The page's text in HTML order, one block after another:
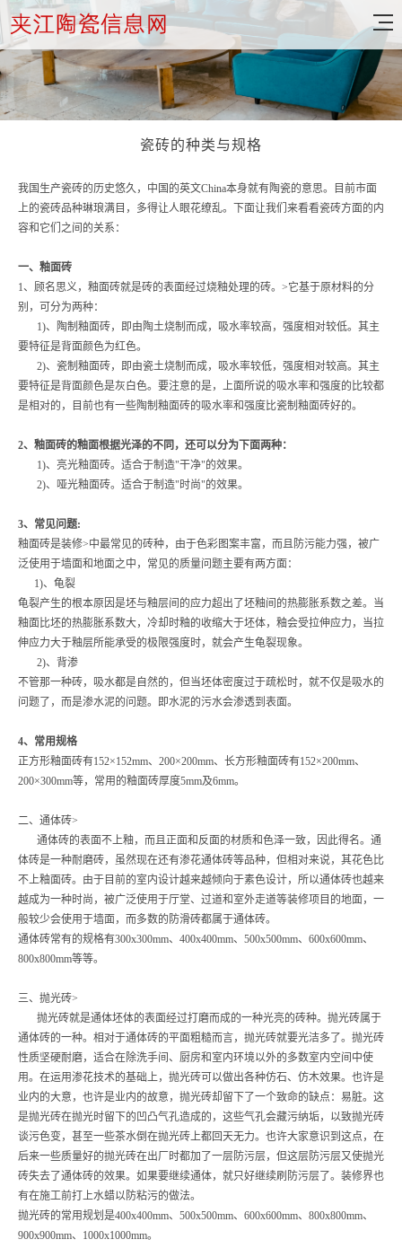
瓷砖的种类与规格
我国生产瓷砖的历史悠久，中国的英文China本身就有陶瓷的意思。目前市面
上的瓷砖品种琳琅满目，多得让人眼花缭乱。下面让我们来看看瓷砖方面的内
容和它们之间的关系：
一、釉面砖
1、顾名思义，釉面砖就是砖的表面经过烧釉处理的砖。>它基于原材料的分
别，可分为两种：
1)、陶制釉面砖，即由陶土烧制而成，吸水率较高，强度相对较低。其主
要特征是背面颜色为红色。
2)、瓷制釉面砖，即由瓷土烧制而成，吸水率较低，强度相对较高。其主
要特征是背面颜色是灰白色。要注意的是，上面所说的吸水率和强度的比较都
是相对的，目前也有一些陶制釉面砖的吸水率和强度比瓷制釉面砖好的。
2、釉面砖的釉面根据光泽的不同，还可以分为下面两种：
1)、亮光釉面砖。适合于制造"干净"的效果。
2)、哑光釉面砖。适合于制造"时尚"的效果。
3、常见问题:
釉面砖是装修>中最常见的砖种，由于色彩图案丰富，而且防污能力强，被广
泛使用于墙面和地面之中，常见的质量问题主要有两方面：
1)、龟裂
龟裂产生的根本原因是坯与釉层间的应力超出了坯釉间的热膨胀系数之差。当
釉面比坯的热膨胀系数大，冷却时釉的收缩大于坯体，釉会受拉伸应力，当拉
伸应力大于釉层所能承受的极限强度时，就会产生龟裂现象。
2)、背渗
不管那一种砖，吸水都是自然的，但当坯体密度过于疏松时，就不仅是吸水的
问题了，而是渗水泥的问题。即水泥的污水会渗透到表面。
4、常用规格
正方形釉面砖有152×152mm、200×200mm、长方形釉面砖有152×200mm、
200×300mm等，常用的釉面砖厚度5mm及6mm。
二、通体砖>
通体砖的表面不上釉，而且正面和反面的材质和色泽一致，因此得名。通
体砖是一种耐磨砖，虽然现在还有渗花通体砖等品种，但相对来说，其花色比
不上釉面砖。由于目前的室内设计越来越倾向于素色设计，所以通体砖也越来
越成为一种时尚，被广泛使用于厅堂、过道和室外走道等装修项目的地面，一
般较少会使用于墙面，而多数的防滑砖都属于通体砖。
通体砖常有的规格有300x300mm、400x400mm、500x500mm、600x600mm、
800x800mm等等。
三、抛光砖>
抛光砖就是通体坯体的表面经过打磨而成的一种光亮的砖种。抛光砖属于
通体砖的一种。相对于通体砖的平面粗糙而言，抛光砖就要光洁多了。抛光砖
性质坚硬耐磨，适合在除洗手间、厨房和室内环境以外的多数室内空间中使
用。在运用渗花技术的基础上，抛光砖可以做出各种仿石、仿木效果。也许是
业内的大意，也许是业内的故意，抛光砖却留下了一个致命的缺点：易脏。这
是抛光砖在抛光时留下的凹凸气孔造成的，这些气孔会藏污纳垢，以致抛光砖
谈污色变，甚至一些茶水倒在抛光砖上都回天无力。也许大家意识到这点，在
后来一些质量好的抛光砖在出厂时都加了一层防污层，但这层防污层又使抛光
砖失去了通体砖的效果。如果要继续通体，就只好继续刷防污层了。装修界也
有在施工前打上水蜡以防粘污的做法。
抛光砖的常用规划是400x400mm、500x500mm、600x600mm、800x800mm、
900x900mm、1000x1000mm。